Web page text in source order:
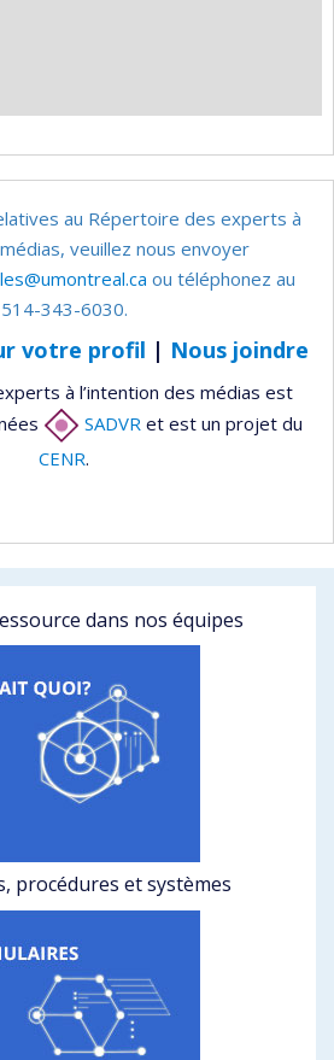
au Répertoire des experts à
veuillez nous envoyer
ou téléphonez au
514-343-6030.
votre profil | Nous joindre
à l’intention des médias est
SADVR et est un projet du
CENR.
dans nos équipes
procédures et systèmes